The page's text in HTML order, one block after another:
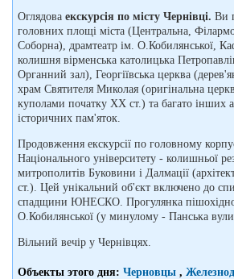
Оглядова екскурсія по місту Чернівці. Ви
головних площі міста (Центральна,
Соборна), драмтеатр ім. О.Кобилянської,
колишня вірменська католицька
Органний зал), Георгіївська церква
храм Святителя Миколая (оригінальна
куполами початку ХХ ст.) та багато інших
історичних пам'яток.
Продовження екскурсії по головному
Національного університету - колишньої
митрополитів Буковини і Далмації
ст.). Цей унікальний об'єкт включено до
спадщини ЮНЕСКО. Прогулянка
О.Кобилянської (у минулому - Панська
Вільний вечір у Чернівцях.
Объекты этого дня: Черновцы ,